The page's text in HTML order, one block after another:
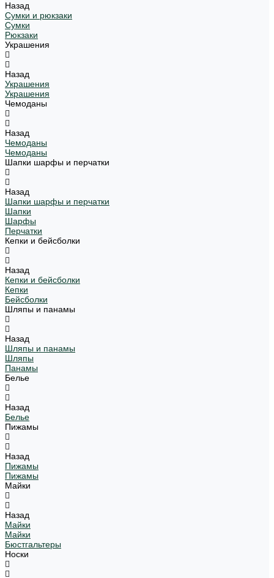
Назад
Сумки и рюкзаки
Сумки
Рюкзаки
Украшения
Назад
Украшения
Украшения
Чемоданы
Назад
Чемоданы
Чемоданы
Шапки шарфы и перчатки
Назад
Шапки шарфы и перчатки
Шапки
Шарфы
Перчатки
Кепки и бейсболки
Назад
Кепки и бейсболки
Кепки
Бейсболки
Шляпы и панамы
Назад
Шляпы и панамы
Шляпы
Панамы
Белье
Назад
Белье
Пижамы
Назад
Пижамы
Пижамы
Майки
Назад
Майки
Майки
Бюстгальтеры
Носки